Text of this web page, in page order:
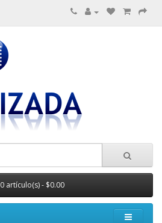
0 artículo(s) - $0.00